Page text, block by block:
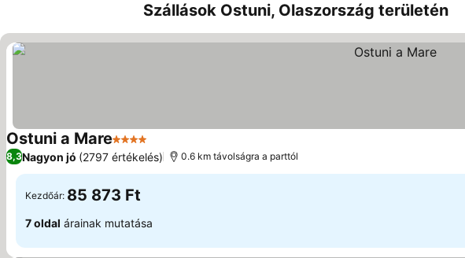
Szállások Ostuni, Olaszország területén
Ostuni a Mare4 KategóriaÁrak megjelenítése
8,3Nagyon jó (2797 értékelés) 0.6 km távolságra a parttól
Kezdőár: 85 873 Ft
7 oldal árainak mutatása